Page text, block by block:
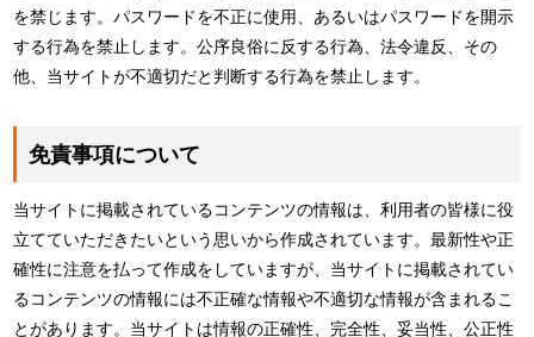
を禁じます。パスワードを不正に使用、あるいはパスワードを開示
する行為を禁止します。公序良俗に反する行為、法令違反、その
他、当サイトが不適切だと判断する行為を禁止します。
免責事項について
当サイトに掲載されているコンテンツの情報は、利用者の皆様に役
立てていただきたいという思いから作成されています。最新性や正
確性に注意を払って作成をしていますが、当サイトに掲載されてい
るコンテンツの情報には不正確な情報や不適切な情報が含まれるこ
とがあります。当サイトは情報の正確性、完全性、妥当性、公正性